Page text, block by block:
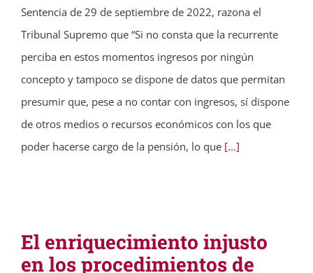
Sentencia de 29 de septiembre de 2022, razona el
Tribunal Supremo que “Si no consta que la recurrente
perciba en estos momentos ingresos por ningún
concepto y tampoco se dispone de datos que permitan
presumir que, pese a no contar con ingresos, sí dispone
de otros medios o recursos económicos con los que
poder hacerse cargo de la pensión, lo que [...]
El enriquecimiento injusto
en los procedimientos de